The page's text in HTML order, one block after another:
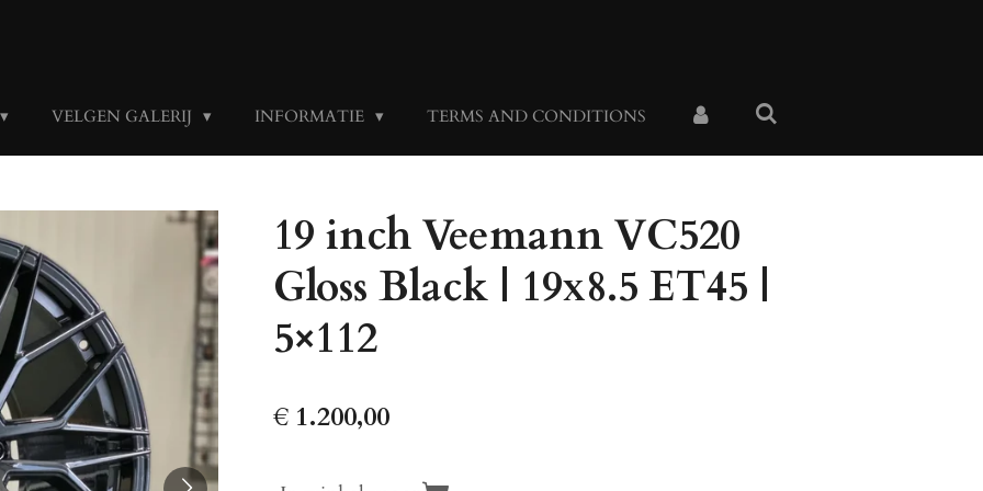
VELGEN GALERIJ INFORMATIE TERMS AND CONDITIONS
19 inch Veemann VC520
Gloss Black | 19x8.5 ET45 |
5×112
€ 1.200,00